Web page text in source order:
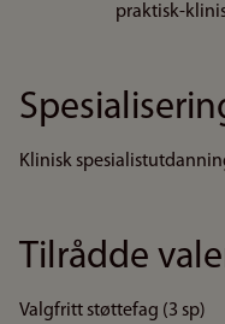
praktisk-
Klinisk
Tilrådde
Valgfritt støttefag (3 sp)